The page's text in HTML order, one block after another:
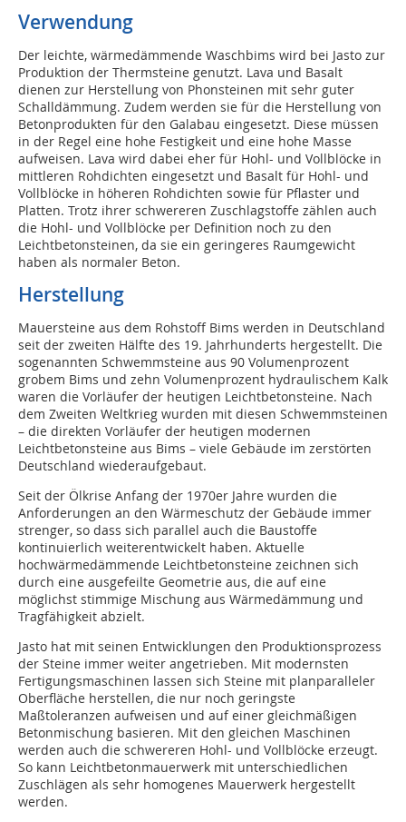
Verwendung
Der leichte, wärmedämmende Waschbims wird bei Jasto zur
Produktion der Thermsteine genutzt. Lava und Basalt
dienen zur Herstellung von Phonsteinen mit sehr guter
Schalldämmung. Zudem werden sie für die Herstellung von
Betonprodukten für den Galabau eingesetzt. Diese müssen
in der Regel eine hohe Festigkeit und eine hohe Masse
aufweisen. Lava wird dabei eher für Hohl- und Vollblöcke in
mittleren Rohdichten eingesetzt und Basalt für Hohl- und
Vollblöcke in höheren Rohdichten sowie für Pflaster und
Platten. Trotz ihrer schwereren Zuschlagstoffe zählen auch
die Hohl- und Vollblöcke per Definition noch zu den
Leichtbetonsteinen, da sie ein geringeres Raumgewicht
haben als normaler Beton.
Herstellung
Mauersteine aus dem Rohstoff Bims werden in Deutschland
seit der zweiten Hälfte des 19. Jahrhunderts hergestellt. Die
sogenannten Schwemmsteine aus 90 Volumenprozent
grobem Bims und zehn Volumenprozent hydraulischem Kalk
waren die Vorläufer der heutigen Leichtbetonsteine. Nach
dem Zweiten Weltkrieg wurden mit diesen Schwemmsteinen
– die direkten Vorläufer der heutigen modernen
Leichtbetonsteine aus Bims – viele Gebäude im zerstörten
Deutschland wiederaufgebaut.
Seit der Ölkrise Anfang der 1970er Jahre wurden die
Anforderungen an den Wärmeschutz der Gebäude immer
strenger, so dass sich parallel auch die Baustoffe
kontinuierlich weiterentwickelt haben. Aktuelle
hochwärmedämmende Leichtbetonsteine zeichnen sich
durch eine ausgefeilte Geometrie aus, die auf eine
möglichst stimmige Mischung aus Wärmedämmung und
Tragfähigkeit abzielt.
Jasto hat mit seinen Entwicklungen den Produktionsprozess
der Steine immer weiter angetrieben. Mit modernsten
Fertigungsmaschinen lassen sich Steine mit planparalleler
Oberfläche herstellen, die nur noch geringste
Maßtoleranzen aufweisen und auf einer gleichmäßigen
Betonmischung basieren. Mit den gleichen Maschinen
werden auch die schwereren Hohl- und Vollblöcke erzeugt.
So kann Leichtbetonmauerwerk mit unterschiedlichen
Zuschlägen als sehr homogenes Mauerwerk hergestellt
werden.